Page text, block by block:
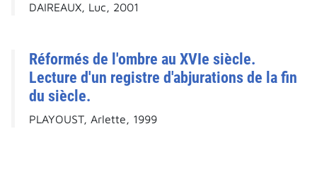
DAIREAUX, Luc, 2001
Réformés de l'ombre au XVIe siècle.
Lecture d'un registre d'abjurations de la fin
du siècle.
PLAYOUST, Arlette, 1999